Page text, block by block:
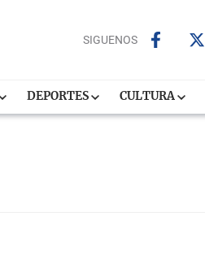
SIGUENOS
DEPORTES CULTURA